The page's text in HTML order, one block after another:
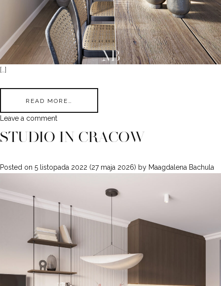
[…]
READ MORE…
Leave a comment
STUDIO IN CRACOW
Posted on 5 listopada 2022 (27 maja 2026) by Maagdalena Bachula